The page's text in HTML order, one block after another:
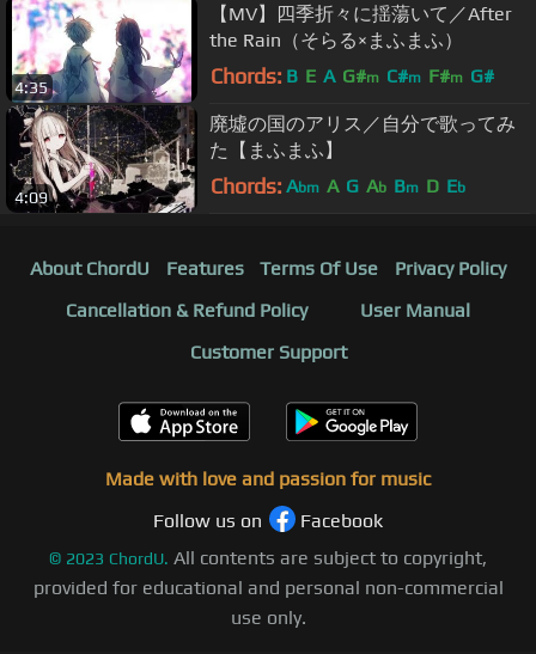
4:35
【MV】四季折々に揺蕩いて／After
the Rain（そらる×まふまふ）
Chords: B E A G#m C#m F#m G#
4:09
廃墟の国のアリス／自分で歌ってみ
た【まふまふ】
Chords: Abm A G Ab Bm D Eb
About ChordU Features Terms Of Use
Privacy Policy
Cancellation & Refund Policy
User Manual
Customer Support
Made with love and passion for music
Follow us on
Facebook
© 2023 ChordU. All contents are subject to copyright,
provided for educational and personal non-commercial
use only.